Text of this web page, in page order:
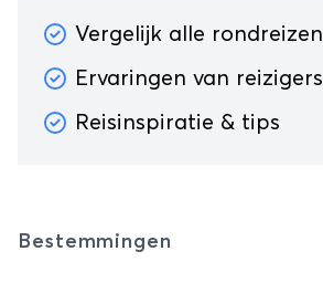
Vergelijk alle rondreizen
Ervaringen van reizigers
Reisinspiratie & tips
Bestemmingen